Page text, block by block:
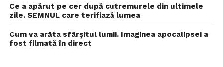
Ce a apărut pe cer după cutremurele din ultimele
zile. SEMNUL care terifiază lumea
Cum va arăta sfârșitul lumii. Imaginea apocalipsei a
fost filmată în direct